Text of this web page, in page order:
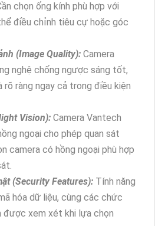
chọn ống kính phù hợp với
điều chỉnh tiêu cự hoặc góc
(Image Quality): Camera
nghệ chống ngược sáng tốt,
rõ ràng ngay cả trong điều kiện
Vision): Camera Vantech
ngoại cho phép quan sát
camera có hồng ngoại phù hợp
(Security Features): Tính năng
hóa dữ liệu, cùng các chức
được xem xét khi lựa chọn